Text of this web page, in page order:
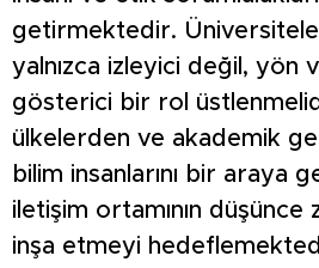
getirmektedir.
yalnızca izleyici değil, yön
gösterici bir rol
ülkelerden ve akademik
bilim insanlarını bir araya
iletişim ortamının düşünce
inşa etmeyi